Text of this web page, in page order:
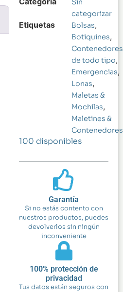
Sin
categorizar
Etiquetas Bolsas,
Botiquines,
Contenedores
de todo tipo,
Emergencias,
Lonas,
Maletas &
Mochilas,
Maletines &
Contenedores
100 disponibles
Garantía
Si no estás contento con
nuestros productos, puedes
devolverlos sin ningún
inconveniente
100% protección de
privacidad
Tus datos están seguros con